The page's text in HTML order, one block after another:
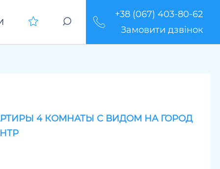
+38 (067) 403-80-62
Замовити дзвінок
4 КОМНАТЫ С ВИДОМ НА ГОРОД